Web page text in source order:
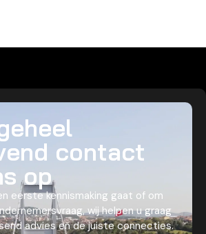
contact
op
eerste kennismaking gaat of om
wij helpen u graag
advies en de juiste connecties.